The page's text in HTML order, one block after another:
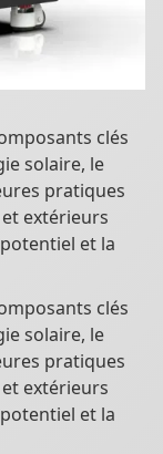
clés
solaire, le
pratiques
extérieurs
et la
clés
solaire, le
pratiques
extérieurs
et la